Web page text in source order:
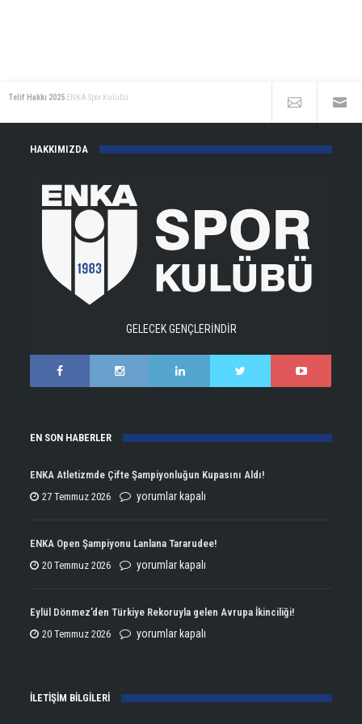
Telif Hakkı 2025 ENKA Spor Kulübü
HAKKIMIZDA
GELECEK GENÇLERİNDİR
EN SON HABERLER
ENKA Atletizmde Çifte Şampiyonluğun Kupasını Aldı!
27 Temmuz 2026
ENKA
Çifte
Şampiyonluğun
yorumlar kapalı
ENKA Open Şampiyonu Lanlana Tararudee!
20 Temmuz 2026
ENKA
Şampiyonu
Lanlana
yorumlar kapalı
Eylül Dönmez’den Türkiye Rekoruyla gelen Avrupa İkinciliği!
20 Temmuz 2026
Eylül
Rekoruyla
yorumlar kapalı
İLETİŞİM BİLGİLERİ